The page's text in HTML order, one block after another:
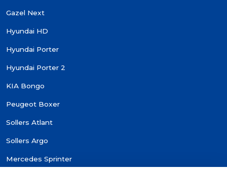
Gazel Next
Hyundai HD
Hyundai Porter
Hyundai Porter 2
KIA Bongo
Peugeot Boxer
Sollers Atlant
Sollers Argo
Mercedes Sprinter